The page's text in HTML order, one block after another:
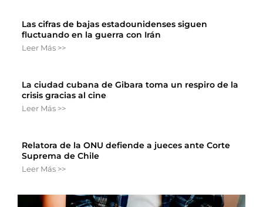
Las cifras de bajas estadounidenses siguen
fluctuando en la guerra con Irán
Leer Más >>
La ciudad cubana de Gibara toma un respiro de la
crisis gracias al cine
Leer Más >>
Relatora de la ONU defiende a jueces ante Corte
Suprema de Chile
Leer Más >>